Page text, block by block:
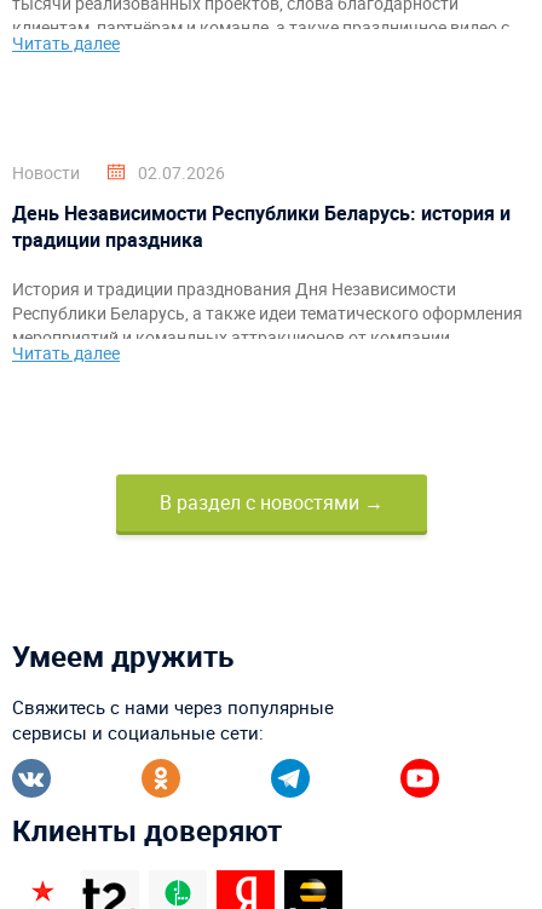
клиентам, партнёрам и команде, а также праздничное видео с
самыми яркими моментами за годы работы.
Читать далее
Новости 02.07.2026
День Независимости Республики Беларусь: история и
традиции праздника
История и традиции празднования Дня Независимости
Республики Беларусь, а также идеи тематического оформления
мероприятий и командных аттракционов от компании
«АэроМир».
Читать далее
В раздел с новостями →
Умеем дружить
Свяжитесь с нами через популярные
сервисы и социальные сети:
Клиенты доверяют